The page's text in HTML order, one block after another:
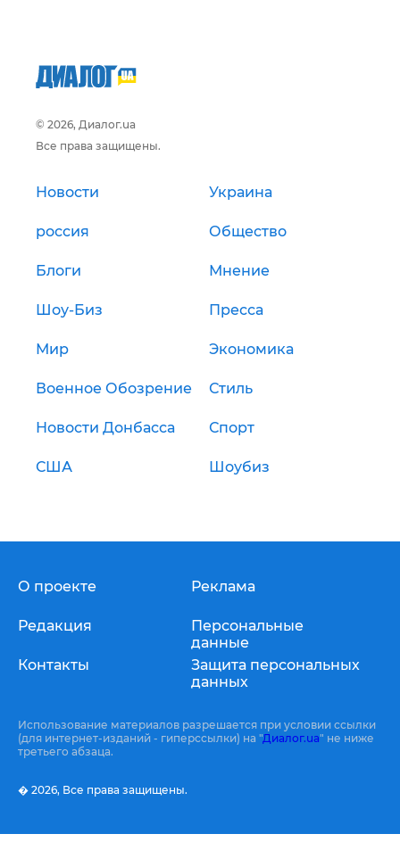
© 2026, Диалог.ua
Все права защищены.
Новости Украина
россия Общество
Блоги Мнение
Шоу-Биз Пресса
Мир Экономика
Военное Обозрение Стиль
Новости Донбасса Спорт
США Шоубиз
О проекте
Редакция
Контакты
Реклама
Персональные
данные
Защита персональных
данных
Использование материалов разрешается при условии ссылки
(для интернет-изданий - гиперссылки) на "Диалог.ua" не ниже
третьего абзаца.
� 2026, Все права защищены.